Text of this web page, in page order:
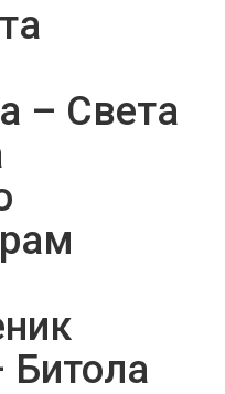
– Света
Битола